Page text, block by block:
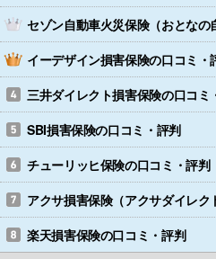
セゾン自動車火災保険（おとなの
イーデザイン損害保険の口コミ・
三井ダイレクト損害保険の口コミ
SBI損害保険の口コミ・評判
チューリッヒ保険の口コミ・評判
アクサ損害保険（アクサダイレク
楽天損害保険の口コミ・評判